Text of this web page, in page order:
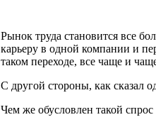
Рынок труда становится все
карьеру в одной компании и
таком переходе, все чаще и
С другой стороны, как сказал
Чем же обусловлен такой спрос